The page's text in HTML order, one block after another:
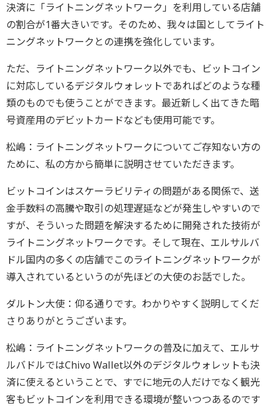
決済に「ライトニングネットワーク」を利用している店舗
の割合が1番大きいです。そのため、我々は国としてライト
ニングネットワークとの連携を強化しています。
ただ、ライトニングネットワーク以外でも、ビットコイン
に対応しているデジタルウォレットであればどのような種
類のものでも使うことができます。最近新しく出てきた暗
号資産用のデビットカードなども使用可能です。
松嶋：ライトニングネットワークについてご存知ない方の
ために、私の方から簡単に説明させていただきます。
ビットコインはスケーラビリティの問題がある関係で、送
金手数料の高騰や取引の処理遅延などが発生しやすいので
すが、そういった問題を解決するために開発された技術が
ライトニングネットワークです。そして現在、エルサルバ
ドル国内の多くの店舗でこのライトニングネットワークが
導入されているというのが先ほどの大使のお話でした。
ダルトン大使：仰る通りです。わかりやすく説明してくだ
さりありがとうございます。
松嶋：ライトニングネットワークの普及に加えて、エルサ
ルバドルではChivo Wallet以外のデジタルウォレットも決
済に使えるということで、すでに地元の人だけでなく観光
客もビットコインを利用できる環境が整いつつあるのです